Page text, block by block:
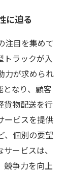
に迫る
注目を集めて
トラックが入
力が求められ
となり、顧客
貨物配送を行
ービスを提供
、個別の要望
ービスは、
競争力を向上